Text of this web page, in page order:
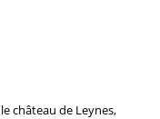
château de Leynes,